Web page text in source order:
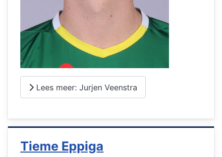
Lees meer: Jurjen Veenstra
Tieme Eppiga